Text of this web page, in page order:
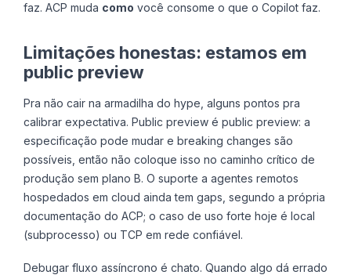
faz. ACP muda como você consome o que o Copilot faz.
Limitações honestas: estamos em
public preview
Pra não cair na armadilha do hype, alguns pontos pra
calibrar expectativa. Public preview é public preview: a
especificação pode mudar e breaking changes são
possíveis, então não coloque isso no caminho crítico de
produção sem plano B. O suporte a agentes remotos
hospedados em cloud ainda tem gaps, segundo a própria
documentação do ACP; o caso de uso forte hoje é local
(subprocesso) ou TCP em rede confiável.
Debugar fluxo assíncrono é chato. Quando algo dá errado